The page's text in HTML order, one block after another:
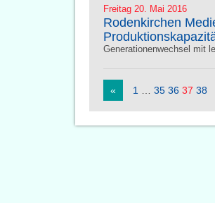
Freitag 20. Mai 2016
Rodenkirchen
Generationenwechsel mit
« 1 35 36 37 38